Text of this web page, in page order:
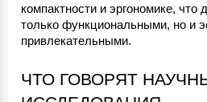
компактности и эргономике, что
только функциональными, но и
привлекательными.
ЧТО ГОВОРЯТ